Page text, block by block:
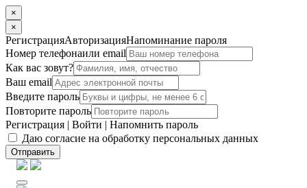
×
×
РегистрацияАвторизацияНапоминание пароля
Номер телефонаили email
Как вас зовут?
Ваш email
Введите пароль
Повторите пароль
Регистрация | Войти | Напомнить пароль
Даю согласие на обработку персональных данных
Отправить